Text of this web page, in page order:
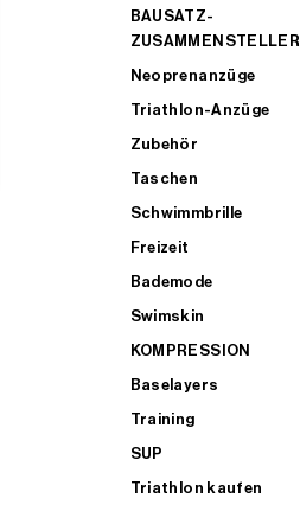
BAUSATZ-
ZUSAMMENSTELLER
Neoprenanzüge
Triathlon-Anzüge
Zubehör
Taschen
Schwimmbrille
Freizeit
Bademode
Swimskin
KOMPRESSION
Baselayers
Training
SUP
Triathlon kaufen